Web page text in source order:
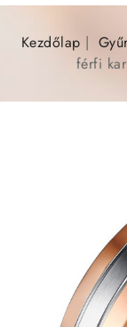
Kezdőlap
férfi